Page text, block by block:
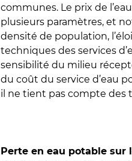
communes. Le prix de
plusieurs paramètres, et
densité de population,
techniques des services
sensibilité du milieu
du coût du service d’eau
il ne tient pas compte des
Perte en eau potable sur